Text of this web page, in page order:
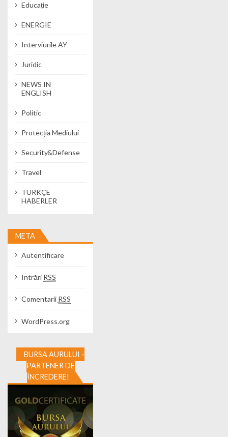
Educație
ENERGIE
Interviurile AY
Juridic
NEWS IN
ENGLISH
Politic
Protecția Mediului
Security&Defense
Travel
TÜRKÇE
HABERLER
META
Autentificare
Intrări RSS
Comentarii RSS
WordPress.org
BURSA AURULUI -
PARTENER DE
ÎNCREDERE!